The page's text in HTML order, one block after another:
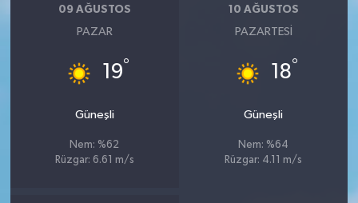
09 AĞUSTOS
PAZAR
19°
Güneşli
Nem: %62
Rüzgar: 6.61 m/s
10 AĞUSTOS
PAZARTESI
18°
Güneşli
Nem: %64
Rüzgar: 4.11 m/s